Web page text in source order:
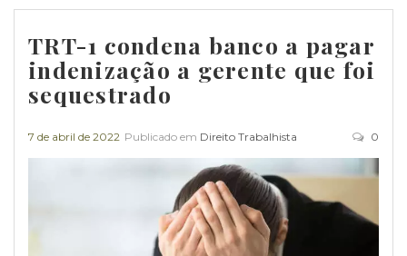
TRT-1 condena banco a pagar
indenização a gerente que foi
sequestrado
7 de abril de 2022 Publicado em Direito Trabalhista 0